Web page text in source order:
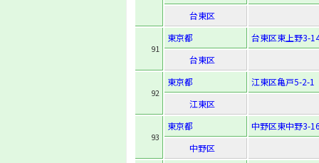
台東区
91
東京都
台東区東上野3-
台東区
92
東京都
江東区亀戸5-2-1
江東区
93
東京都
中野区東中野3-
中野区